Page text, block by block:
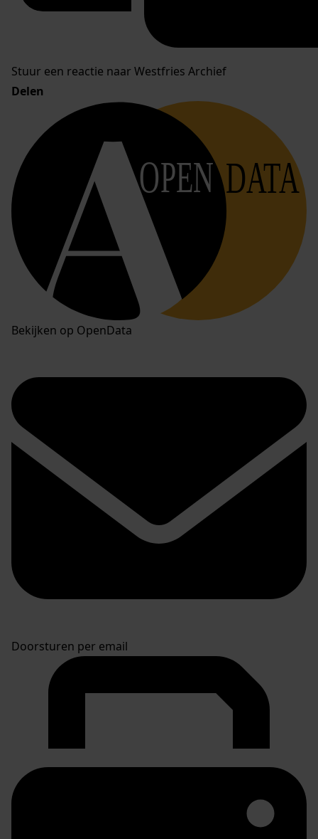
Stuur een reactie naar Westfries Archief
Delen
OPEN DATA
Bekijken op OpenData
Doorsturen per email